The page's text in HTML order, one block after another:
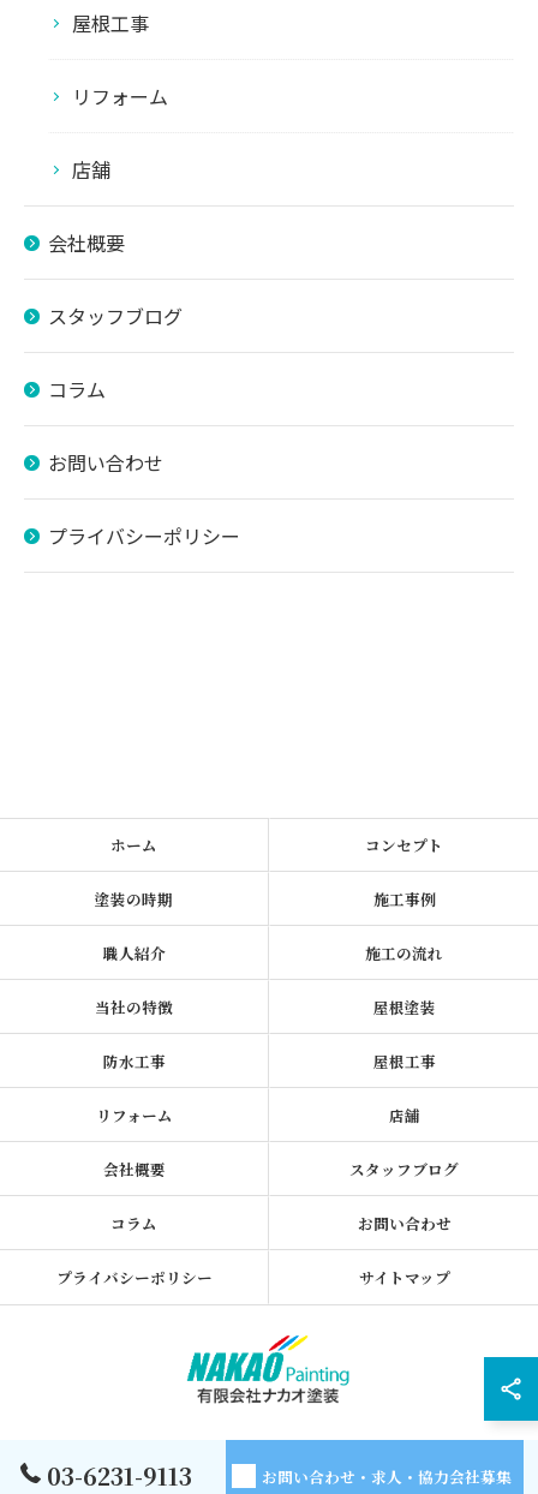
屋根工事
リフォーム
店舗
会社概要
スタッフブログ
コラム
お問い合わせ
プライバシーポリシー
03-6231-9113 お問い合わせ・求人・協力会社募集
ホーム コンセプト
塗装の時期 施工事例
職人紹介 施工の流れ
当社の特徴 屋根塗装
防水工事 屋根工事
リフォーム 店舗
会社概要 スタッフブログ
コラム お問い合わせ
プライバシーポリシー サイトマップ
© 2026 東京都墨田区の外壁塗装なら有限会社ナカオ塗装 ALL RIGHTS
RESERVED.